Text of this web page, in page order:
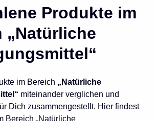
Produkte im
„Natürliche
im Bereich „Natürliche
miteinander verglichen und
Dich zusammengestellt. Hier findest
Bereich „Natürliche